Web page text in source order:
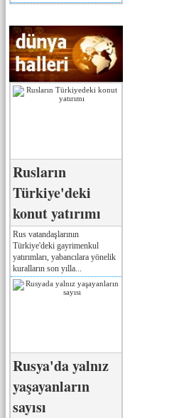
Rusların
Türkiye'deki
konut yatırımı
Rus vatandaşlarının
Türkiye'deki gayrimenkul
yatırımları, yabancılara yönelik
kuralların son yılla...
Rusya'da yalnız
yaşayanların
sayısı